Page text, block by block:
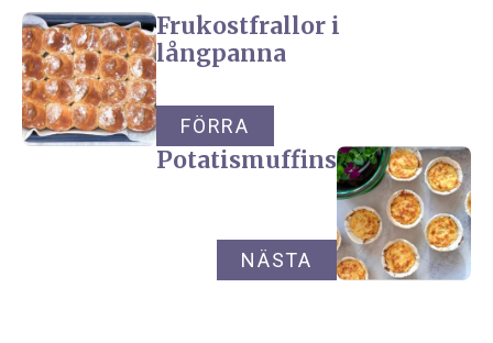
Frukostfrallor i
långpanna
FÖRRA
Potatismuffins
NÄSTA